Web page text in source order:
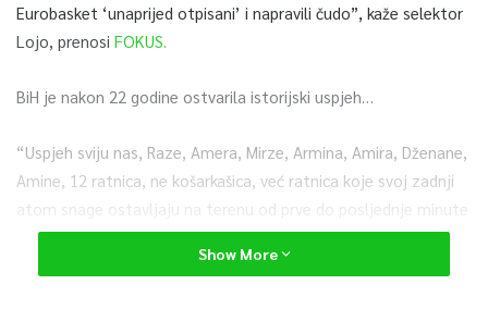
Eurobasket ‘unaprijed otpisani’ i napravili čudo”, kaže selektor
Lojo, prenosi FOKUS.
BiH je nakon 22 godine ostvarila istorijski uspjeh…
“Uspjeh sviju nas, Raze, Amera, Mirze, Armina, Amira, Dženane,
Amine, 12 ratnica, ne košarkašica, već ratnica koje svoj zadnji
atom snage ostavljaju na terenu od prve do posljednje minute
svake utakmice”, kaže.
Show More